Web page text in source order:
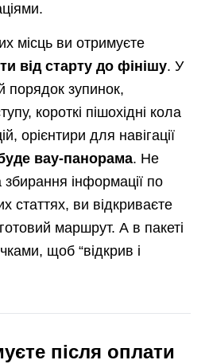
місць ви отримуєте
від старту до фінішу. У
порядок зупинок,
короткі пішохідні кола
орієнтири для навігації
вау-панорама. Не
інформації по
статтях, ви відкриваєте
маршрут. А в пакеті
щоб “відкрив і
після оплати